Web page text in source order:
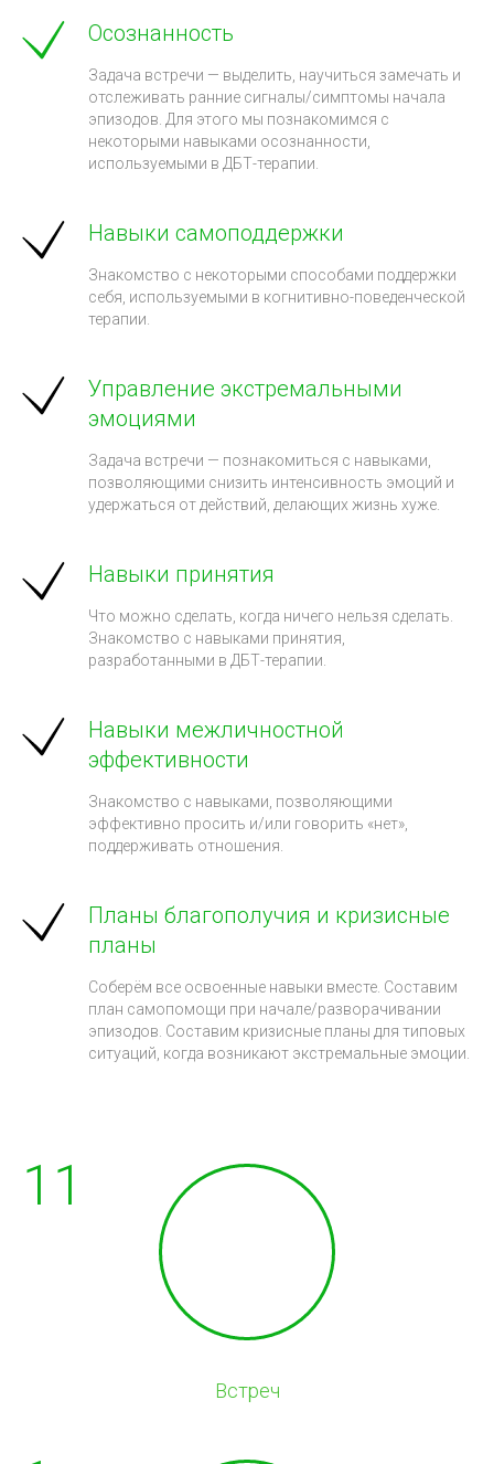
Осознанность
Задача встречи — выделить, научиться замечать и
отслеживать ранние сигналы/симптомы начала
эпизодов. Для этого мы познакомимся с
некоторыми навыками осознанности,
используемыми в ДБТ-терапии.
Навыки самоподдержки
Знакомство с некоторыми способами поддержки
себя, используемыми в когнитивно-поведенческой
терапии.
Управление экстремальными
эмоциями
Задача встречи — познакомиться с навыками,
позволяющими снизить интенсивность эмоций и
удержаться от действий, делающих жизнь хуже.
Навыки принятия
Что можно сделать, когда ничего нельзя сделать.
Знакомство с навыками принятия,
разработанными в ДБТ-терапии.
Навыки межличностной
эффективности
Знакомство с навыками, позволяющими
эффективно просить и/или говорить «нет»,
поддерживать отношения.
Планы благополучия и кризисные
планы
Соберём все освоенные навыки вместе. Составим
план самопомощи при начале/разворачивании
эпизодов. Составим кризисные планы для типовых
ситуаций, когда возникают экстремальные эмоции.
11
Встреч